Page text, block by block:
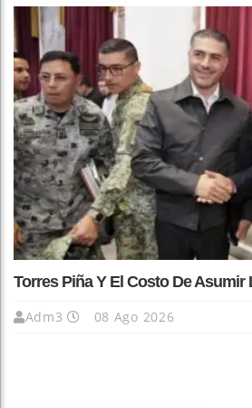
Torres Piña Y El Costo De Asumir
Adm3 08 Ago 2026